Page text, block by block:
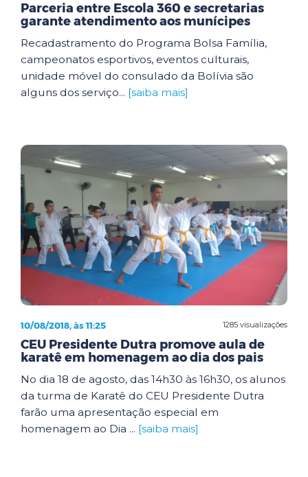
Parceria entre Escola 360 e secretarias
garante atendimento aos munícipes
Recadastramento do Programa Bolsa Família,
campeonatos esportivos, eventos culturais,
unidade móvel do consulado da Bolívia são
alguns dos serviço... [saiba mais]
1285 visualizações
10/08/2018, às 11:25
CEU Presidente Dutra promove aula de
karatê em homenagem ao dia dos pais
No dia 18 de agosto, das 14h30 às 16h30, os alunos
da turma de Karatê do CEU Presidente Dutra
farão uma apresentação especial em
homenagem ao Dia ... [saiba mais]